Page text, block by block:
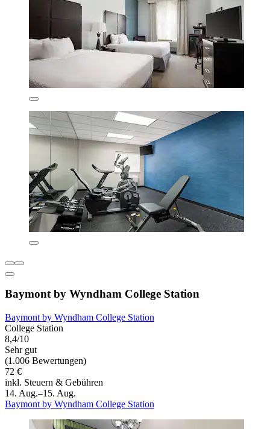
Baymont by Wyndham College Station
Baymont by Wyndham College Station
College Station
8,4/10
Sehr gut
(1.006 Bewertungen)
72 €
inkl. Steuern & Gebühren
14. Aug.–15. Aug.
Baymont by Wyndham College Station